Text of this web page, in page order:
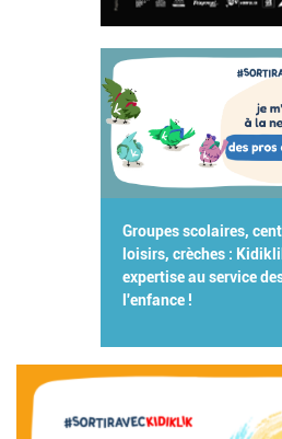
Groupes scolaires,
loisirs, crèches :
expertise au service
l'enfance !